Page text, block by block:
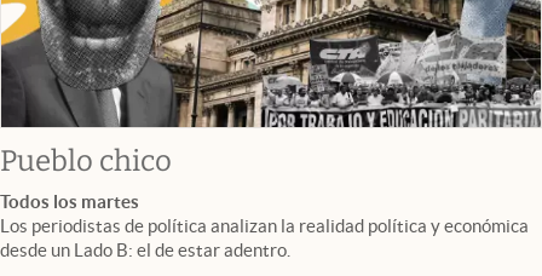
Pueblo chico
Todos los martes
Los periodistas de política analizan la realidad política y económica
desde un Lado B: el de estar adentro.